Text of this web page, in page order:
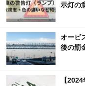
示灯の
オービ
後の罰
【